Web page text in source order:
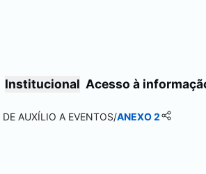
Institucional Acesso à
DE AUXÍLIO A EVENTOS/ANEXO 2